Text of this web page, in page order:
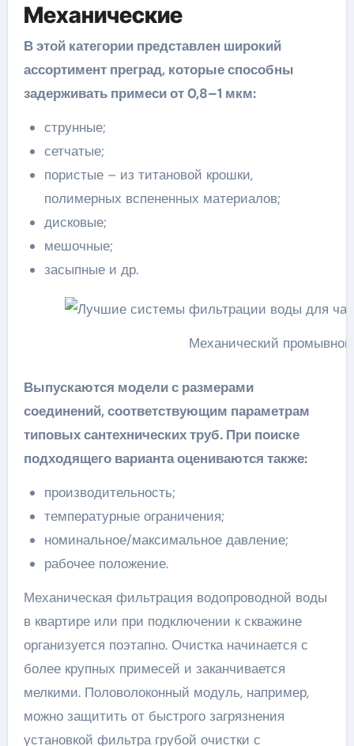
Механические
В этой категории представлен широкий
ассортимент преград, которые способны
задерживать примеси от 0,8–1 мкм:
струнные;
сетчатые;
пористые – из титановой крошки,
полимерных вспененных материалов;
дисковые;
мешочные;
засыпные и др.
Механический
Выпускаются модели с размерами
соединений, соответствующим параметрам
типовых сантехнических труб. При поиске
подходящего варианта оцениваются также:
производительность;
температурные ограничения;
номинальное/максимальное давление;
рабочее положение.
Механическая фильтрация водопроводной воды
в квартире или при подключении к скважине
организуется поэтапно. Очистка начинается с
более крупных примесей и заканчивается
мелкими. Половолоконный модуль, например,
можно защитить от быстрого загрязнения
установкой фильтра грубой очистки с